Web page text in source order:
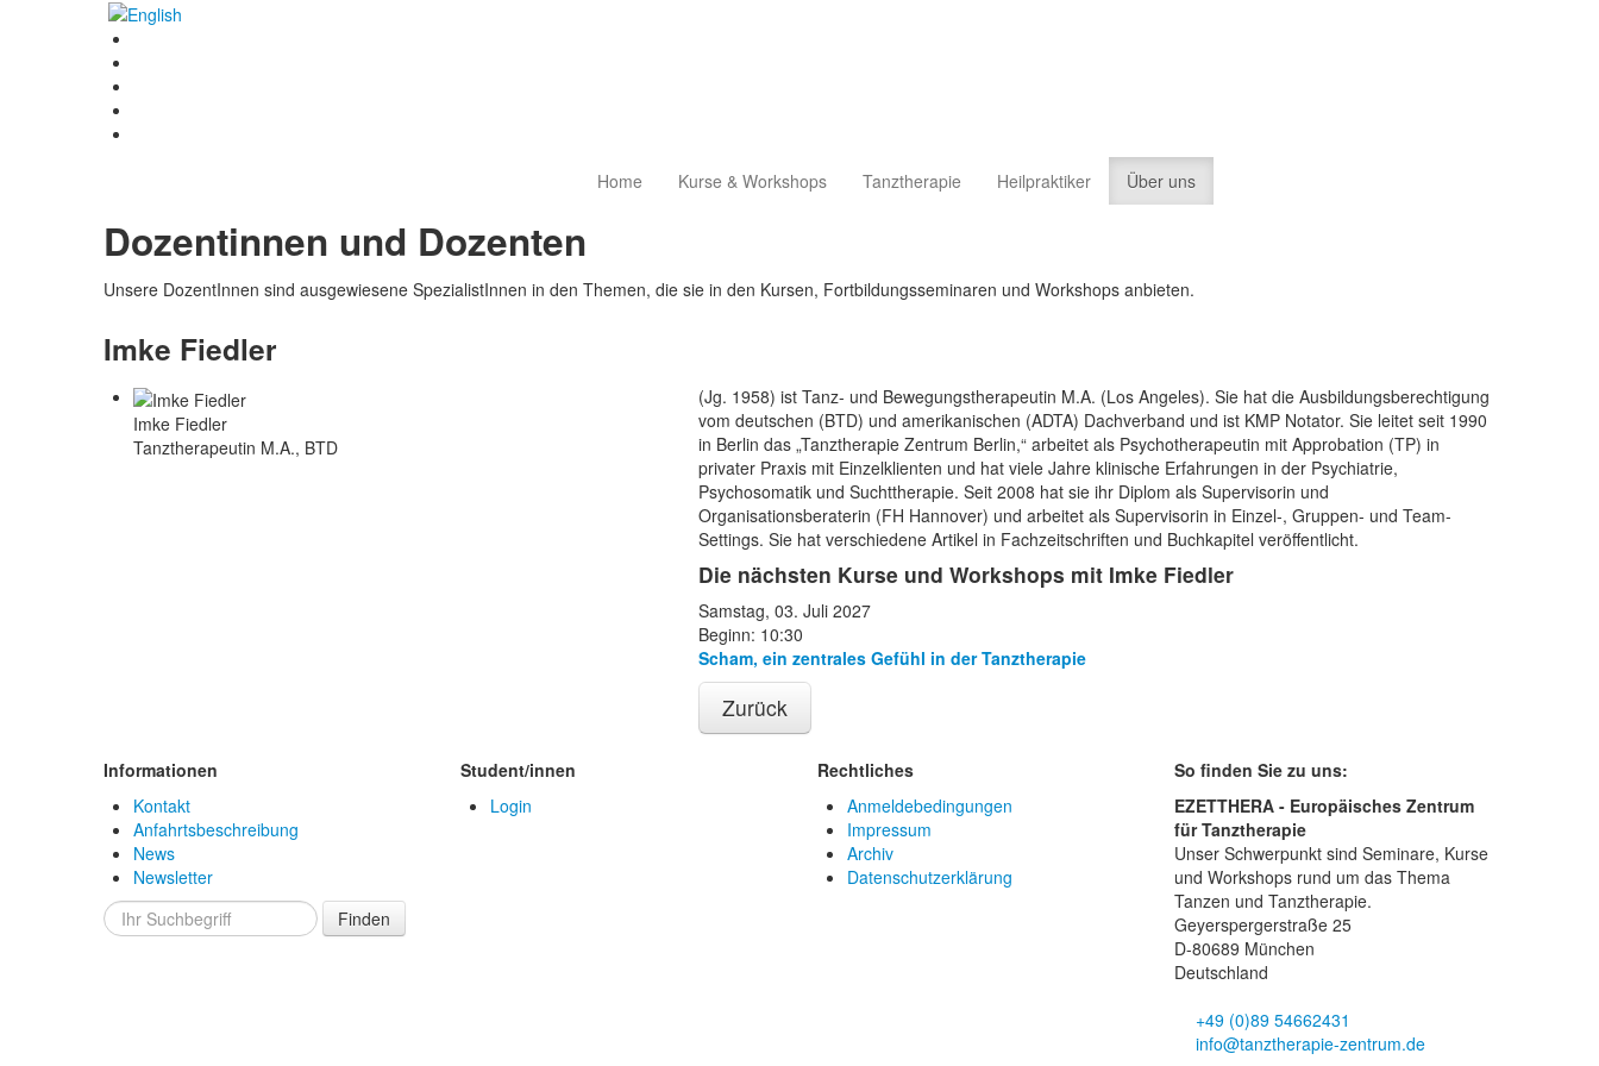
Home Kurse & Workshops Tanztherapie Heilpraktiker Über uns
Dozentinnen und Dozenten
Unsere DozentInnen sind ausgewiesene SpezialistInnen in den Themen, die sie in den Kursen, Fortbildungsseminaren und Workshops anbieten.
Imke Fiedler
Imke Fiedler
Tanztherapeutin M.A., BTD
(Jg. 1958) ist Tanz- und Bewegungstherapeutin M.A. (Los Angeles). Sie hat die Ausbildungsberechtigung
vom deutschen (BTD) und amerikanischen (ADTA) Dachverband und ist KMP Notator. Sie leitet seit 1990
in Berlin das „Tanztherapie Zentrum Berlin,“ arbeitet als Psychotherapeutin mit Approbation (TP) in
privater Praxis mit Einzelklienten und hat viele Jahre klinische Erfahrungen in der Psychiatrie,
Psychosomatik und Suchttherapie. Seit 2008 hat sie ihr Diplom als Supervisorin und
Organisationsberaterin (FH Hannover) und arbeitet als Supervisorin in Einzel-, Gruppen- und Team-
Settings. Sie hat verschiedene Artikel in Fachzeitschriften und Buchkapitel veröffentlicht.
Die nächsten Kurse und Workshops mit Imke Fiedler
Samstag, 03. Juli 2027
Beginn: 10:30
Scham, ein zentrales Gefühl in der Tanztherapie
Zurück
Informationen
Kontakt
Anfahrtsbeschreibung
News
Newsletter
Finden
Student/innen
Login
Rechtliches
Anmeldebedingungen
Impressum
Archiv
Datenschutzerklärung
So finden Sie zu uns:
EZETTHERA - Europäisches Zentrum
für Tanztherapie
Unser Schwerpunkt sind Seminare, Kurse
und Workshops rund um das Thema
Tanzen und Tanztherapie.
Geyerspergerstraße 25
D-80689 München
Deutschland
+49 (0)89 54662431
info@tanztherapie-zentrum.de